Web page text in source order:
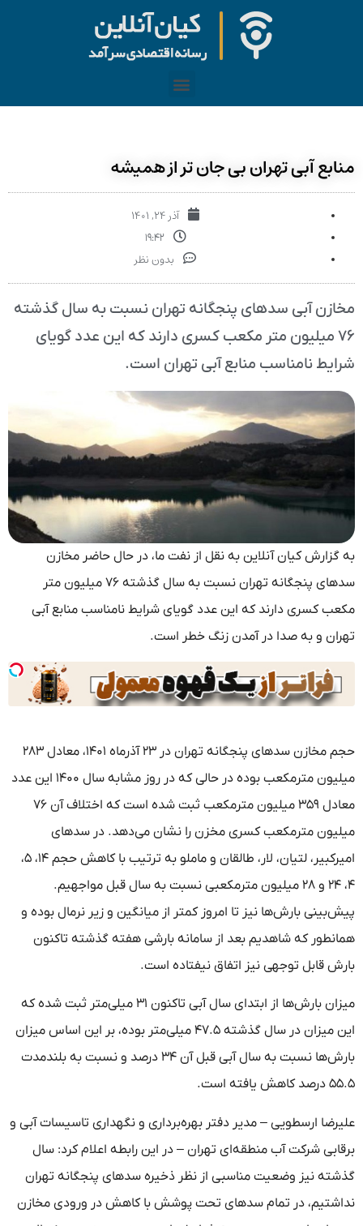
منابع آبی تهران بی جان تر از همیشه
آذر ۲۴, ۱۴۰۱
۱۹:۴۲
بدون نظر
مخازن آبی سدهای پنجگانه تهران نسبت به سال گذشته
۷۶ میلیون متر مکعب کسری دارند که این عدد گویای
شرایط نامناسب منابع آبی تهران است.
به گزارش کیان آنلاین به نقل از نفت ما، در حال حاضر مخازن
سدهای پنجگانه تهران نسبت به سال گذشته ۷۶ میلیون متر
مکعب کسری دارند که این عدد گویای شرایط نامناسب منابع آبی
تهران و به صدا در آمدن زنگ خطر است.
حجم مخازن سدهای پنجگانه تهران در ۲۳ آذرماه ۱۴۰۱، معادل ۲۸۳
میلیون مترمکعب بوده در حالی که در روز مشابه سال ۱۴۰۰ این عدد
معادل ۳۵۹ میلیون مترمکعب ثبت شده است که اختلاف آن ۷۶
میلیون مترمکعب کسری مخزن را نشان می‌دهد. در سدهای
امیرکبیر، لتیان، لار، طالقان و ماملو به ترتیب با کاهش حجم ۱۴، ۵،
۴، ۲۴ و ۲۸ میلیون مترمکعبی نسبت به سال قبل مواجهیم.
پیش‌بینی‌ بارش‌ها نیز تا امروز کمتر از میانگین و زیر نرمال بوده و
همانطور که شاهدیم بعد از سامانه بارشی هفته گذشته تاکنون
بارش قابل توجهی نیز اتفاق نیفتاده است.
میزان بارش‌ها از ابتدای سال آبی تاکنون ۳۱ میلی‌متر ثبت شده که
این میزان در سال گذشته ۴۷.۵ میلی‌متر بوده، بر این اساس میزان
بارش‌ها نسبت به سال آبی قبل آن ۳۴ درصد و نسبت به بلندمدت
۵۵.۵ درصد کاهش یافته است.
علیرضا ارسطویی – مدیر دفتر بهره‌برداری و نگهداری تاسیسات آبی و
برقابی شرکت آب منطقه‌ای تهران – در این رابطه اعلام کرد: سال
گذشته نیز وضعیت مناسبی از نظر ذخیره سدهای پنجگانه تهران
نداشتیم، در تمام سدهای تحت پوشش با کاهش در ورودی مخازن